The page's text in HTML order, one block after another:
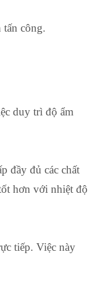
tấn công.
duy trì độ ẩm
đầy đủ các chất
hơn với nhiệt độ
tiếp. Việc này